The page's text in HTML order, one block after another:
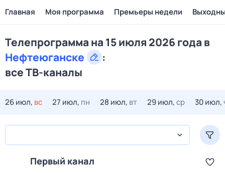
Главная Моя программа Премьеры недели
Телепрограмма на 15 июля 2026 года в
Нефтеюганске
:
все ТВ-каналы
26 июл, вс 27 июл, пн 28 июл, вт 29 июл,ср 30 июл,
Первый канал